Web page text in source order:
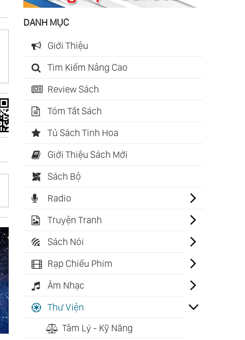
DANH MỤC
Giới Thiệu
Tìm Kiếm Nâng Cao
Review Sách
Tóm Tắt Sách
Tủ Sách Tinh Hoa
Giới Thiệu Sách Mới
Sách Bộ
Radio
Truyện Tranh
Sách Nói
Rạp Chiếu Phim
Âm Nhạc
Thư Viện
Tâm Lý - Kỹ Năng